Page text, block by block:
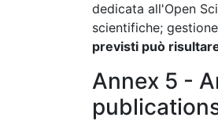
dedicata all'Open
scientifiche;
previsti può
Annex 5 -